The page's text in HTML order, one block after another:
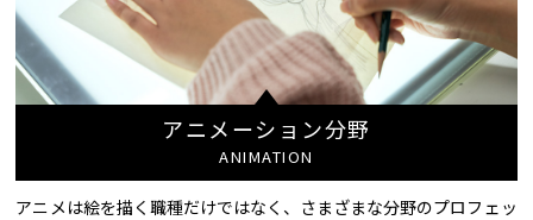
アニメーション分野
ANIMATION
アニメは絵を描く職種だけではなく、さまざまな分野のプロフェッ